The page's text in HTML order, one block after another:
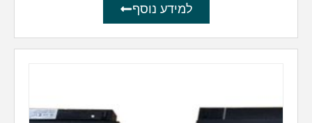
למידע נוסף